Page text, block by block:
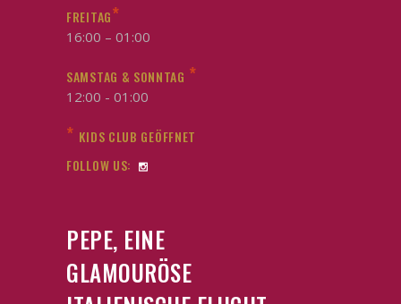
FREITAG*
16:00 – 01:00
SAMSTAG & SONNTAG *
12:00 - 01:00
* KIDS CLUB GEÖFFNET
FOLLOW US:
PEPE, EINE
GLAMOURÖSE